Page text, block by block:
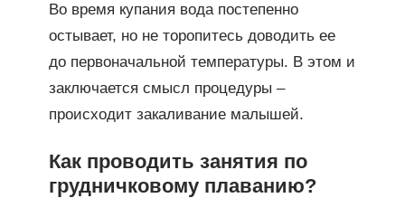
Во время купания вода постепенно
остывает, но не торопитесь доводить ее
до первоначальной температуры. В этом и
заключается смысл процедуры –
происходит закаливание малышей.
Как проводить занятия по
грудничковому плаванию?